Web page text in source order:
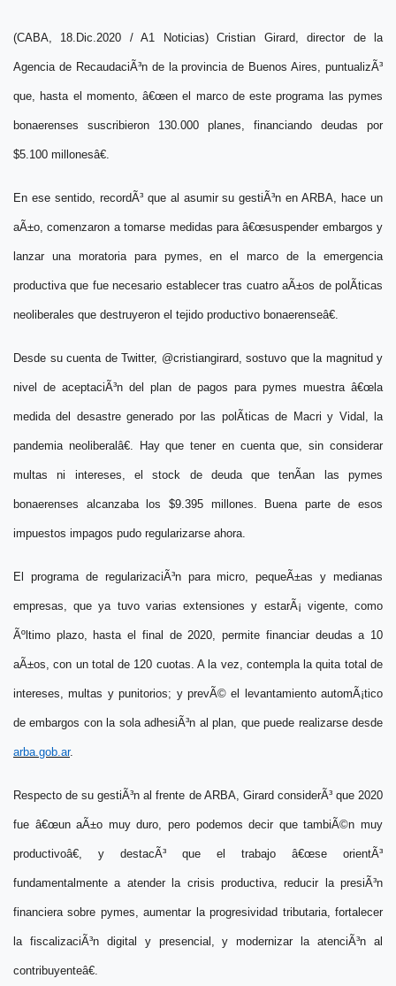
(CABA, 18.Dic.2020 / A1 Noticias) Cristian Girard, director de la
Agencia de RecaudaciÃ³n de la provincia de Buenos Aires, puntualizÃ³
que, hasta el momento, â€œen el marco de este programa las pymes
bonaerenses suscribieron 130.000 planes, financiando deudas por
$5.100 millonesâ€.
En ese sentido, recordÃ³ queal asumir su gestiÃ³n enARBA, hace un
aÃ±o, comenzaron a tomarse medidas paraâ€œsuspender embargos y
lanzar una moratoria para pymes, en el marco de la emergencia
productiva que fue necesario establecer tras cuatro aÃ±os de polÃ­ticas
neoliberales que destruyeron el tejido productivo bonaerenseâ€.
Desde su cuenta de Twitter, @cristiangirard, sostuvo que la magnitud y
nivel de aceptaciÃ³n del plan de pagos para pymes muestra â€œla
medida del desastre generado por las polÃ­ticas de Macri y Vidal, la
pandemia neoliberalâ€. Hay que tener en cuenta que, sin considerar
multas ni intereses, el stock de deuda que tenÃ­an las pymes
bonaerenses alcanzaba los $9.395 millones. Buena parte de esos
impuestos impagos pudo regularizarse ahora.
El programa de regularizaciÃ³n para micro, pequeÃ±as y medianas
empresas, que ya tuvo varias extensiones y estarÃ¡ vigente, como
Ãºltimo plazo, hasta el final de 2020, permite financiar deudas a 10
aÃ±os, con un total de 120 cuotas. A la vez, contempla la quita total de
intereses, multas y punitorios; y prevÃ© el levantamiento automÃ¡tico
de embargos con la sola adhesiÃ³n al plan, que puede realizarse desde
arba.gob.ar.
Respecto de su gestiÃ³n al frente de ARBA, Girard considerÃ³ que 2020
fue â€œun aÃ±o muy duro, pero podemos decir que tambiÃ©n muy
productivoâ€, y destacÃ³ que el trabajo â€œse orientÃ³
fundamentalmente a atender la crisis productiva, reducir la presiÃ³n
financiera sobre pymes, aumentar la progresividad tributaria, fortalecer
la fiscalizaciÃ³n digital y presencial, y modernizar la atenciÃ³n al
contribuyenteâ€.